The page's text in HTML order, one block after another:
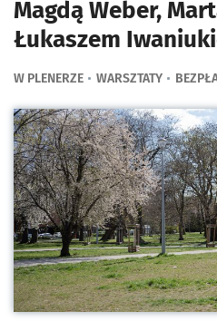
Magdą Weber,
Łukaszem
W PLENERZE WARSZTATY
Kliknij, aby powiększyć